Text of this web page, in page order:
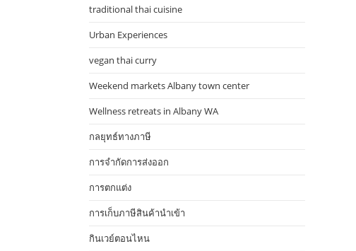
traditional thai cuisine
Urban Experiences
vegan thai curry
Weekend markets Albany town center
Wellness retreats in Albany WA
กลยุทธ์ทางภาษี
การจำกัดการส่งออก
การตกแต่ง
การเก็บภาษีสินค้านำเข้า
กินเวย์ตอนไหน